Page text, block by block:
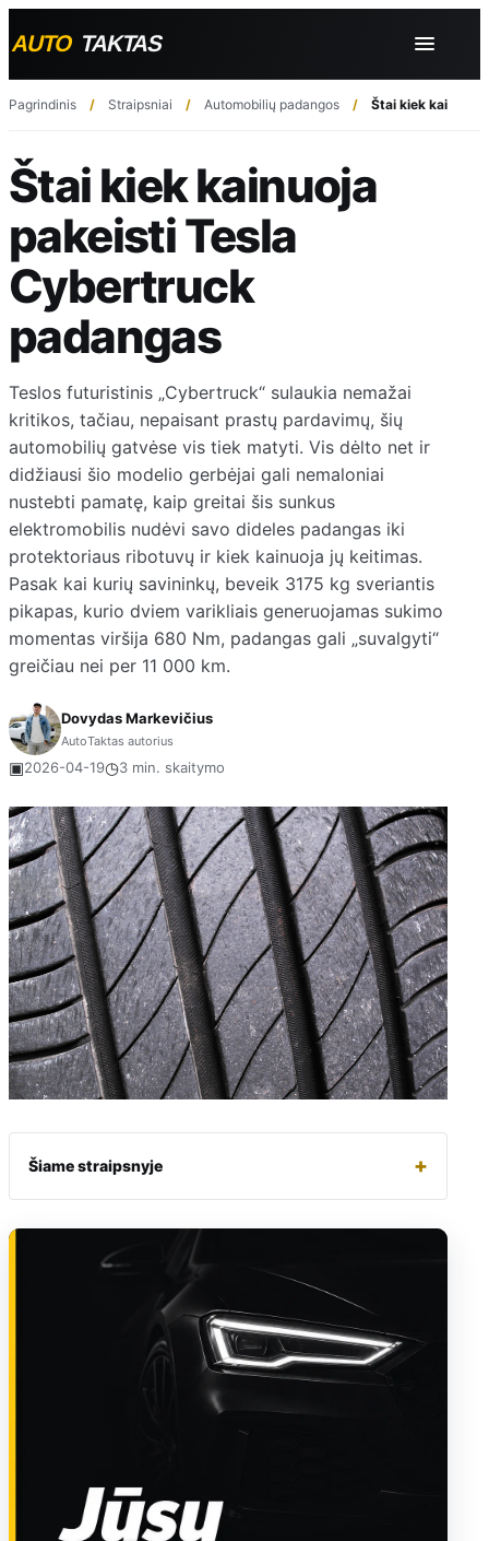
Pagrindinis Straipsniai Automobilių padangos Štai kiek kainuoja
Štai kiek kainuoja
pakeisti Tesla
Cybertruck
padangas
Teslos futuristinis „Cybertruck“ sulaukia nemažai
kritikos, tačiau, nepaisant prastų pardavimų, šių
automobilių gatvėse vis tiek matyti. Vis dėlto net ir
didžiausi šio modelio gerbėjai gali nemaloniai
nustebti pamatę, kaip greitai šis sunkus
elektromobilis nudėvi savo dideles padangas iki
protektoriaus ribotuvų ir kiek kainuoja jų keitimas.
Pasak kai kurių savininkų, beveik 3175 kg sveriantis
pikapas, kurio dviem varikliais generuojamas sukimo
momentas viršija 680 Nm, padangas gali „suvalgyti“
greičiau nei per 11 000 km.
Dovydas Markevičius
AutoTaktas autorius
▣2026-04-19◷3 min. skaitymo
Šiame straipsnyje +